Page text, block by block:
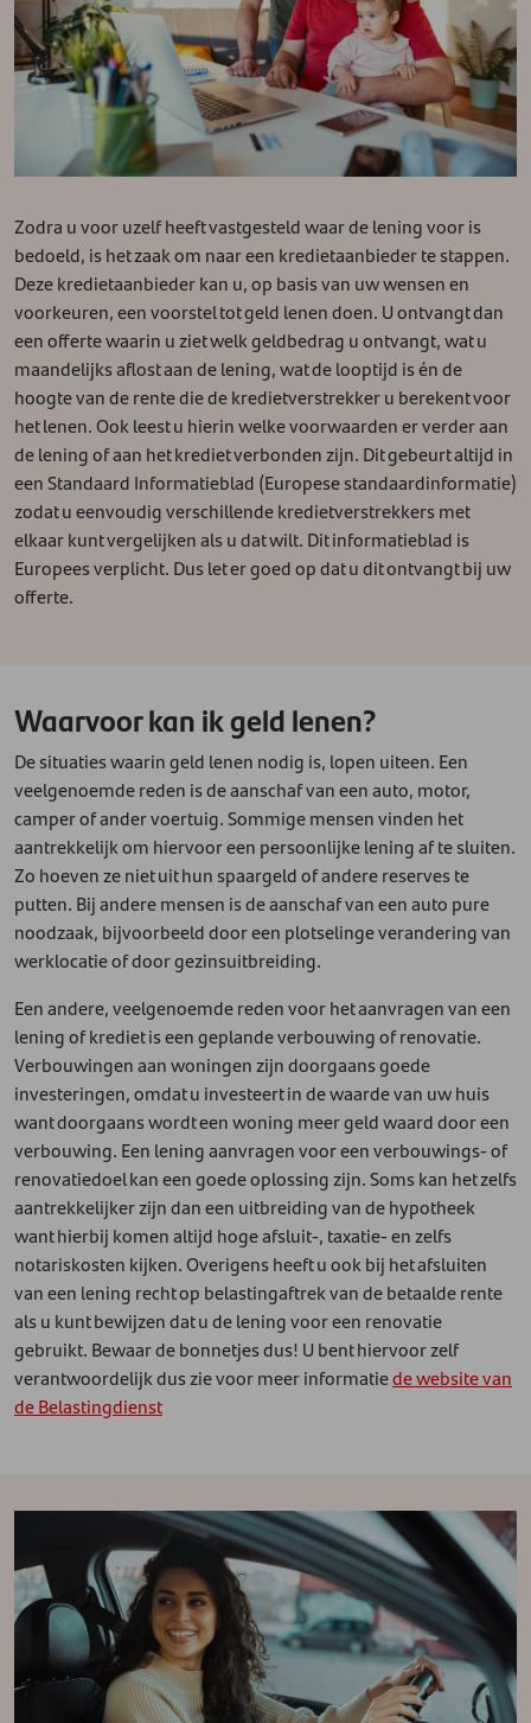
Zodra u voor uzelf heeft vastgesteld waar de lening voor is
bedoeld, is het zaak om naar een kredietaanbieder te stappen.
Deze kredietaanbieder kan u, op basis van uw wensen en
voorkeuren, een voorstel tot geld lenen doen. U ontvangt dan
een offerte waarin u ziet welk geldbedrag u ontvangt, wat u
maandelijks aflost aan de lening, wat de looptijd is én de
hoogte van de rente die de kredietverstrekker u berekent voor
het lenen. Ook leest u hierin welke voorwaarden er verder aan
de lening of aan het krediet verbonden zijn. Dit gebeurt altijd in
een Standaard Informatieblad (Europese standaardinformatie)
zodat u eenvoudig verschillende kredietverstrekkers met
elkaar kunt vergelijken als u dat wilt. Dit informatieblad is
Europees verplicht. Dus let er goed op dat u dit ontvangt bij uw
offerte.
Waarvoor kan ik geld lenen?
De situaties waarin geld lenen nodig is, lopen uiteen. Een
veelgenoemde reden is de aanschaf van een auto, motor,
camper of ander voertuig. Sommige mensen vinden het
aantrekkelijk om hiervoor een persoonlijke lening af te sluiten.
Zo hoeven ze niet uit hun spaargeld of andere reserves te
putten. Bij andere mensen is de aanschaf van een auto pure
noodzaak, bijvoorbeeld door een plotselinge verandering van
werklocatie of door gezinsuitbreiding.
Een andere, veelgenoemde reden voor het aanvragen van een
lening of krediet is een geplande verbouwing of renovatie.
Verbouwingen aan woningen zijn doorgaans goede
investeringen, omdat u investeert in de waarde van uw huis
want doorgaans wordt een woning meer geld waard door een
verbouwing. Een lening aanvragen voor een verbouwings- of
renovatiedoel kan een goede oplossing zijn. Soms kan het zelfs
aantrekkelijker zijn dan een uitbreiding van de hypotheek
want hierbij komen altijd hoge afsluit-, taxatie- en zelfs
notariskosten kijken. Overigens heeft u ook bij het afsluiten
van een lening recht op belastingaftrek van de betaalde rente
als u kunt bewijzen dat u de lening voor een renovatie
gebruikt. Bewaar de bonnetjes dus! U bent hiervoor zelf
verantwoordelijk dus zie voor meer informatiede website van
de Belastingdienst